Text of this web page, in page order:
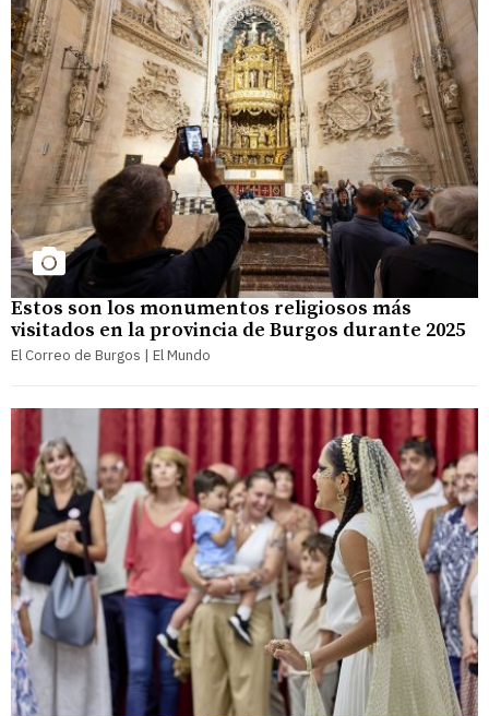
Estos son los monumentos religiosos más
visitados en la provincia de Burgos durante 2025
El Correo de Burgos | El Mundo